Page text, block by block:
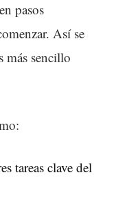
pasos
Así se
más sencillo
tareas clave del